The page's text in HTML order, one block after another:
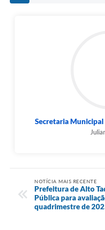
Secretaria Municipal
NOTÍCIA MAIS RECENTE
Prefeitura de Alto
Pública para
quadrimestre de